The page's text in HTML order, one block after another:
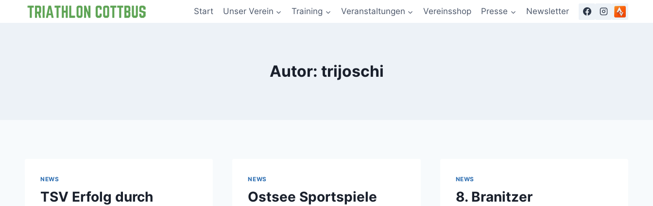
Start Unser Verein Training Veranstaltungen Vereinsshop Presse Newsletter
Autor: trijoschi
NEWS
TSV Erfolg durch
NEWS
Ostsee Sportspiele
NEWS
8. Branitzer